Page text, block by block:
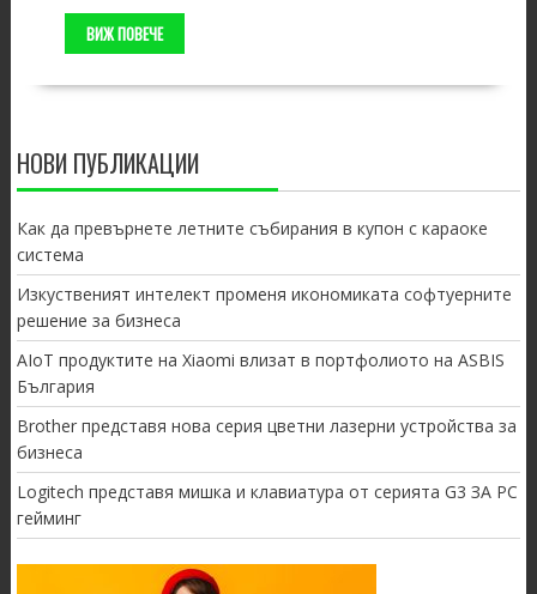
ВИЖ ПОВЕЧЕ
НОВИ ПУБЛИКАЦИИ
Как да превърнете летните събирания в купон с караоке
система
Изкуственият интелект променя икономиката софтуерните
решение за бизнеса
AIoT продуктите на Xiaomi влизат в портфолиото на ASBIS
България
Brother представя нова серия цветни лазерни устройства за
бизнеса
Logitech представя мишка и клавиатура от серията G3 ЗА PC
гейминг